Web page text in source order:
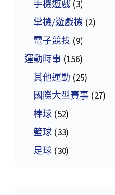
手機遊戲 (3)
掌機/遊戲機 (2)
電子競技 (9)
運動時事 (156)
其他運動 (25)
國際大型賽事 (27)
棒球 (52)
籃球 (33)
足球 (30)